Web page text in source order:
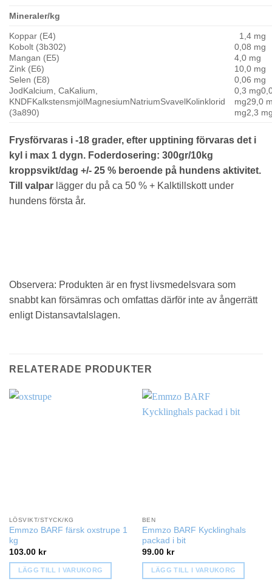
Mineraler/kg
Koppar (E4)
Kobolt (3b302)
Mangan (E5)
Zink (E6)
Selen (E8)
JodKalcium, CaKalium,
KNDFKalkstensmjölMagnesiumNatriumSvavelKolinklorid
(3a890)
1,4 mg
0,08 mg
4,0 mg
10,0 mg
0,06 mg
0,3
mg29,0
mg2,3
Frysförvaras i -18 grader, efter upptining förvaras det i
kyl i max 1 dygn. Foderdosering: 300gr/10kg
kroppsvikt/dag +/- 25 % beroende på hundens aktivitet.
Till valpar lägger du på ca 50 % + Kalktillskott under
hundens första år.
Observera: Produkten är en fryst livsmedelsvara som
snabbt kan försämras och omfattas därför inte av ångerrätt
enligt Distansavtalslagen.
RELATERADE PRODUKTER
LÖSVIKT/STYCK/KG
Emmzo BARF färsk oxstrupe 1
kg
103.00 kr
LÄGG TILL I VARUKORG
BEN
Emmzo BARF Kycklinghals
packad i bit
99.00 kr
LÄGG TILL I VARUKORG